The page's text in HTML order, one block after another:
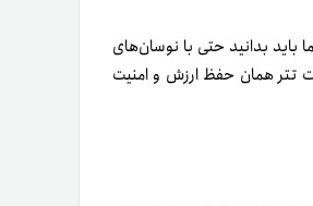
باید بدانید حتی با نوسان‌های
تتر همان حفظ ارزش و امنیت